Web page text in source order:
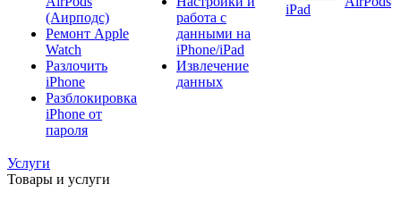
(Аирподс)
Ремонт Apple
Watch
Разлочить
iPhone
Разблокировка
iPhone от
пароля
работа с
данными на
iPhone/iPad
Извлечение
данных
iPad
Услуги
Товары и услуги